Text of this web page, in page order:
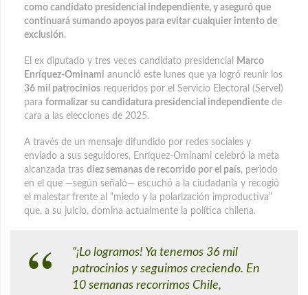
como candidato presidencial independiente, y aseguró que
continuará sumando apoyos para evitar cualquier intento de
exclusión.
El ex diputado y tres veces candidato presidencial
Marco
Enríquez-Ominami anunció este lunes que ya logró reunir los
36 mil patrocinios requeridos por el Servicio Electoral (Servel)
para formalizar su candidatura presidencial independiente de
cara a las elecciones de 2025.
A través de un mensaje difundido por redes sociales y
enviado a sus seguidores, Enríquez-Ominami celebró la meta
alcanzada tras diez semanas de recorrido por el país, periodo
en el que —según señaló— escuchó a la ciudadanía y recogió
el malestar frente al “miedo y la polarización improductiva”
que, a su juicio, domina actualmente la política chilena.
“¡Lo logramos! Ya tenemos 36 mil
patrocinios y seguimos creciendo. En
10 semanas recorrimos Chile,